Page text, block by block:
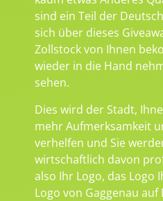
sind ein Teil der
sich über dieses
Zollstock von Ihnen
wieder in die Hand
sehen.
Dies wird der Stadt,
mehr Aufmerksamkeit
verhelfen und Sie
wirtschaftlich davon
also Ihr Logo, das Logo
Logo von Gaggenau